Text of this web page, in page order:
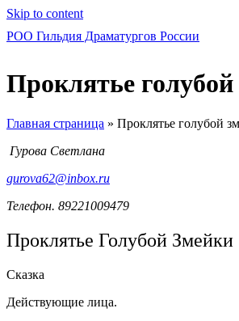
Skip to content
РОО Гильдия Драматургов России
Проклятье
Главная страница » Проклятье голубой
Гурова Светлана
gurova62@inbox.ru
Телефон. 89221009479
Проклятье Голубой Змейки
Сказка
Действующие лица.